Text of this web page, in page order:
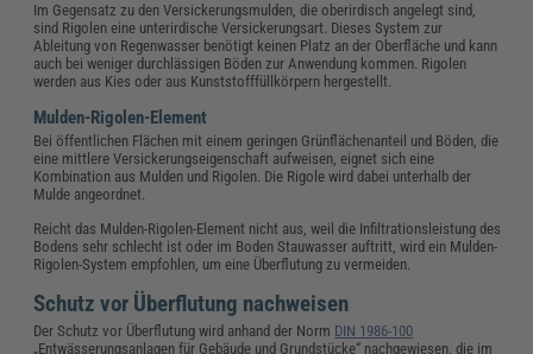
Im Gegensatz zu den Versickerungsmulden, die oberirdisch angelegt sind,
sind Rigolen eine unterirdische Versickerungsart. Dieses System zur
Ableitung von Regenwasser benötigt keinen Platz an der Oberfläche und kann
auch bei weniger durchlässigen Böden zur Anwendung kommen. Rigolen
werden aus Kies oder aus Kunststofffüllkörpern hergestellt.
Mulden-Rigolen-Element
Bei öffentlichen Flächen mit einem geringen Grünflächenanteil und Böden, die
eine mittlere Versickerungseigenschaft aufweisen, eignet sich eine
Kombination aus Mulden und Rigolen. Die Rigole wird dabei unterhalb der
Mulde angeordnet.
Reicht das Mulden-Rigolen-Element nicht aus, weil die Infiltrationsleistung des
Bodens sehr schlecht ist oder im Boden Stauwasser auftritt, wird ein Mulden-
Rigolen-System empfohlen, um eine Überflutung zu vermeiden.
Schutz vor Überflutung nachweisen
Der Schutz vor Überflutung wird anhand der Norm DIN 1986-100
„Entwässerungsanlagen für Gebäude und Grundstücke“ nachgewiesen, die im